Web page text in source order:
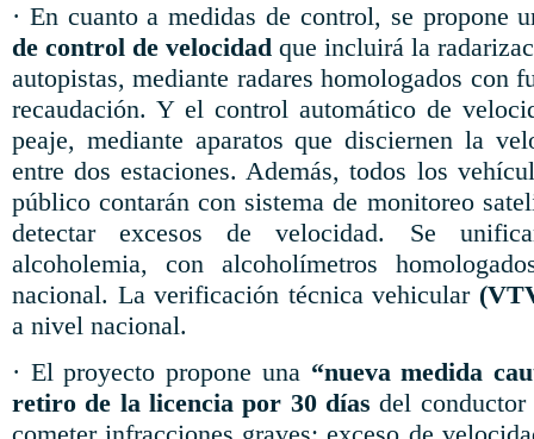
· En cuanto a medidas de control, se propone
de control de velocidad que incluirá la
autopistas, mediante radares homologados con
recaudación. Y el control automático de
peaje, mediante aparatos que disciernen la
entre dos estaciones. Además, todos los
público contarán con sistema de monitoreo
detectar excesos de velocidad. Se
alcoholemia, con alcoholímetros
nacional. La verificación técnica vehicular
a nivel nacional.
· El proyecto propone una “nueva medida
retiro de la licencia por 30 díasdel conductor